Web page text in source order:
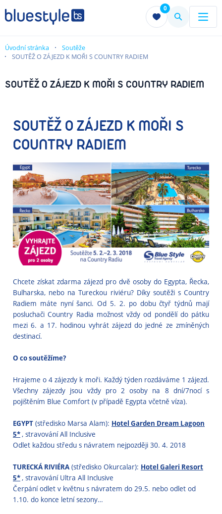
0
Menu Menu
Úvodní stránka
Soutěže
SOUTĚŽ O ZÁJEZD K MOŘI S COUNTRY RADIEM
SOUTĚŽ O ZÁJEZD K MOŘI S COUNTRY RADIEM
SOUTĚŽ O ZÁJEZD K MOŘI S
COUNTRY RADIEM
Chcete získat zdarma zájezd pro dvě osoby do Egypta, Řecka,
Bulharska, nebo na Tureckou riviéru? Díky soutěži s Country
Radiem máte nyní šanci. Od 5. 2. po dobu čtyř týdnů mají
posluchači Country Radia možnost vždy od pondělí do pátku
mezi 6. a 17. hodinou vyhrát zájezd do jedné ze zmíněných
destinací.
O co soutěžíme?
Hrajeme o 4 zájezdy k moři. Každý týden rozdáváme 1 zájezd.
Všechny zájezdy jsou vždy pro 2 osoby na 8 dní/7nocí s
pojištěním Blue Comfort (v případě Egypta včetně víza).
EGYPT (středisko Marsa Alam): Hotel Garden Dream Lagoon
5*, stravování All Inclusive
Odlet každou středu s návratem nejpozději 30. 4. 2018
TURECKÁ RIVIÉRA (středisko Okurcalar): Hotel Galeri Resort
5*, stravování Ultra All Inclusive
Čerpání odlet v květnu s návratem do 29.5. nebo odlet od
1.10. do konce letní sezony…